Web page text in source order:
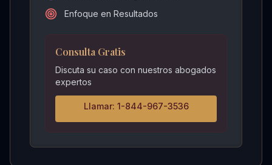
Enfoque en Resultados
Consulta Gratis
Discuta su caso con nuestros abogados
expertos
Llamar: 1-844-967-3536